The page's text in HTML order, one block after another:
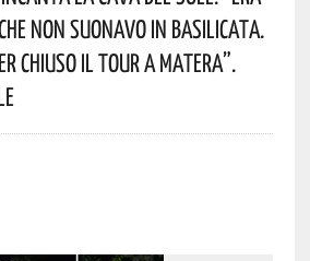
Non Suonavo In Basilicata.
Chiuso Il Tour A Matera”.